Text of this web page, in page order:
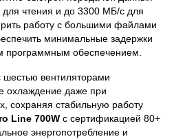
чтения и до 3300 МБ/с для
работу с большими файлами
минимальные задержки
программным обеспечением.
шестью вентиляторами
охлаждение даже при
сохраняя стабильную работу
Line 700W с сертификацией 80+
энергопотребление и